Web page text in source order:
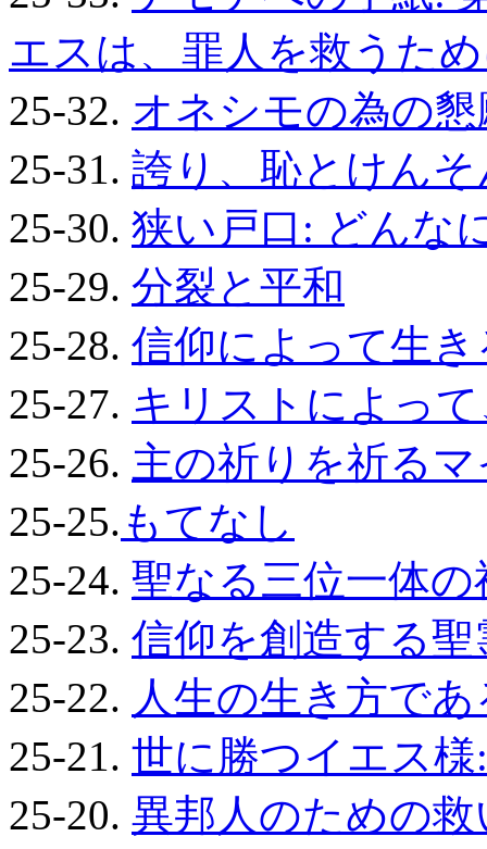
エスは、罪人を救うた
25-32. オネシモの為の
25-31. 誇り、恥とけんそ
25-30. 狭い戸口: どんな
25-29. 分裂と平和
25-28. 信仰によって生き
25-27. キリストによっ
25-26. 主の祈りを祈る
25-25. もてなし
25-24. 聖なる三位一体
25-23. 信仰を創造する聖
25-22. 人生の生き方で
25-21. 世に勝つイエス
25-20. 異邦人のための救